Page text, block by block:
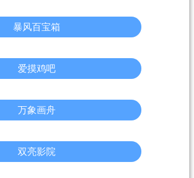
暴风百宝箱
爱摸鸡吧
万象画舟
双亮影院